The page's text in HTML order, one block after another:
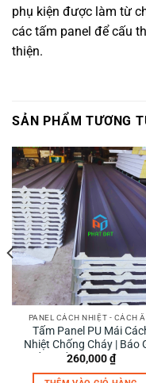
phụ kiện được làm từ
các tấm panel để cấu
thiện.
SẢN PHẨM TƯƠNG
PANEL CÁCH NHIỆT - CÁCH
Tấm Panel PU Mái
Nhiệt Chống Cháy | Báo
Tốt Nhất 2025 – Phát
260,000₫